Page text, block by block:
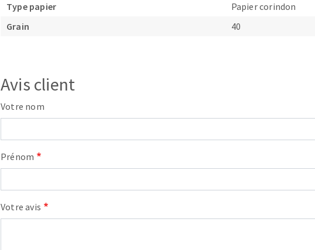
Type papier
Papier corindon
Grain
40
Avis client
Votre nom
Prénom
Votre avis